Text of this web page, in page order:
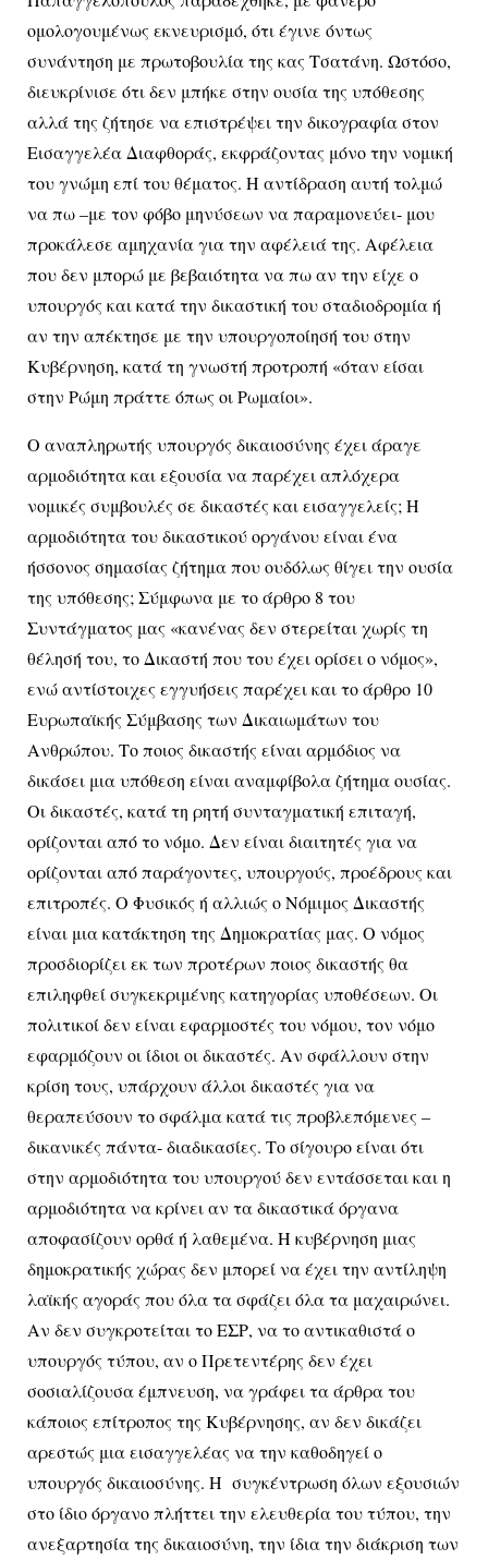
ομολογουμένως εκνευρισμό, ότι έγινε όντως
συνάντηση με πρωτοβουλία της κας Τσατάνη. Ωστόσο,
διευκρίνισε ότι δεν μπήκε στην ουσία της υπόθεσης
αλλά της ζήτησε να επιστρέψει την δικογραφία στον
Εισαγγελέα Διαφθοράς, εκφράζοντας μόνο την νομική
του γνώμη επί του θέματος. Η αντίδραση αυτή τολμώ
να πω –με τον φόβο μηνύσεων να παραμονεύει- μου
προκάλεσε αμηχανία για την αφέλειά της. Αφέλεια
που δεν μπορώ με βεβαιότητα να πω αν την είχε ο
υπουργός και κατά την δικαστική του σταδιοδρομία ή
αν την απέκτησε με την υπουργοποίησή του στην
Κυβέρνηση, κατά τη γνωστή προτροπή «όταν είσαι
στην Ρώμη πράττε όπως οι Ρωμαίοι».
Ο αναπληρωτής υπουργός δικαιοσύνης έχει άραγε
αρμοδιότητα και εξουσία να παρέχει απλόχερα
νομικές συμβουλές σε δικαστές και εισαγγελείς; Η
αρμοδιότητα του δικαστικού οργάνου είναι ένα
ήσσονος σημασίας ζήτημα που ουδόλως θίγει την ουσία
της υπόθεσης; Σύμφωνα με το άρθρο 8 του
Συντάγματος μας «κανένας δεν στερείται χωρίς τη
θέλησή του, το Δικαστή που του έχει ορίσει ο νόμος»,
ενώ αντίστοιχες εγγυήσεις παρέχει και το άρθρο 10
Ευρωπαϊκής Σύμβασης των Δικαιωμάτων του
Ανθρώπου. Το ποιος δικαστής είναι αρμόδιος να
δικάσει μια υπόθεση είναι αναμφίβολα ζήτημα ουσίας.
Οι δικαστές, κατά τη ρητή συνταγματική επιταγή,
ορίζονται από το νόμο. Δεν είναι διαιτητές για να
ορίζονται από παράγοντες, υπουργούς, προέδρους και
επιτροπές. Ο Φυσικός ή αλλιώς ο Νόμιμος Δικαστής
είναι μια κατάκτηση της Δημοκρατίας μας. Ο νόμος
προσδιορίζει εκ των προτέρων ποιος δικαστής θα
επιληφθεί συγκεκριμένης κατηγορίας υποθέσεων. Οι
πολιτικοί δεν είναι εφαρμοστές του νόμου, τον νόμο
εφαρμόζουν οι ίδιοι οι δικαστές. Αν σφάλλουν στην
κρίση τους, υπάρχουν άλλοι δικαστές για να
θεραπεύσουν το σφάλμα κατά τις προβλεπόμενες –
δικανικές πάντα- διαδικασίες. Το σίγουρο είναι ότι
στην αρμοδιότητα του υπουργού δεν εντάσσεται και η
αρμοδιότητα να κρίνει αν τα δικαστικά όργανα
αποφασίζουν ορθά ή λαθεμένα. Η κυβέρνηση μιας
δημοκρατικής χώρας δεν μπορεί να έχει την αντίληψη
λαϊκής αγοράς που όλα τα σφάζει όλα τα μαχαιρώνει.
Αν δεν συγκροτείται το ΕΣΡ, να το αντικαθιστά ο
υπουργός τύπου, αν ο Πρετεντέρης δεν έχει
σοσιαλίζουσα έμπνευση, να γράφει τα άρθρα του
κάποιος επίτροπος της Κυβέρνησης, αν δεν δικάζει
αρεστώς μια εισαγγελέας να την καθοδηγεί ο
υπουργός δικαιοσύνης. Η συγκέντρωση όλων εξουσιών
στο ίδιο όργανο πλήττει την ελευθερία του τύπου, την
ανεξαρτησία της δικαιοσύνη, την ίδια την διάκριση των